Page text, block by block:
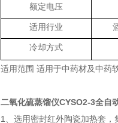
额定电压
适用行业
冷却方式
适用范围 适用于中药材及中药
二氧化硫蒸馏仪CYSO2-3全自
1、选用密封红外陶瓷加热套，